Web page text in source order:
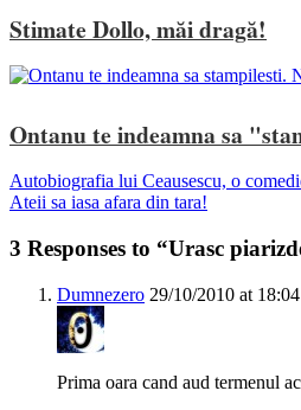
Stimate Dollo, măi dragă!
Ontanu te indeamna sa
Autobiografia lui Ceausescu, o
Ateii sa iasa afara din tara!
3 Responses to “Urasc
Dumnezero 29/10/2010 at 18:04
Prima oara cand aud termenul